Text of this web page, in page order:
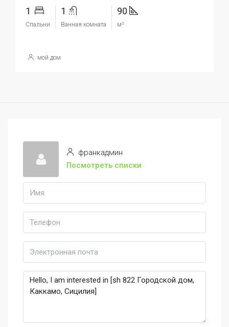
1
Спальни
1
Ванная комната
90
м²
мой дом
франкадмин
Посмотреть списки